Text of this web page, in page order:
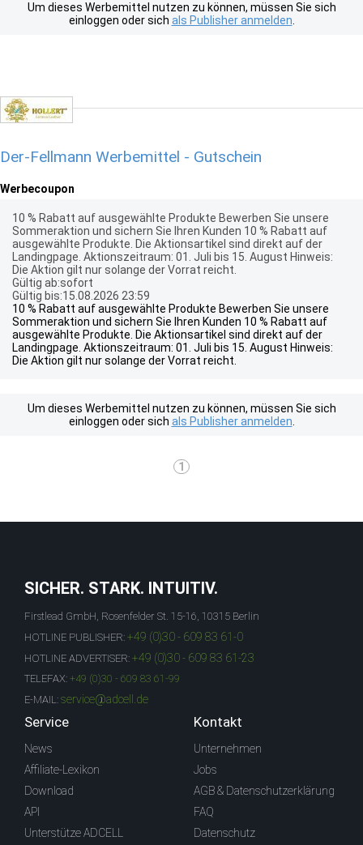
Um dieses Werbemittel nutzen zu können, müssen Sie sich
einloggen oder sich als Publisher anmelden
Der-Fellmann Werbemittel - Gutschein
Werbecoupon
10 % Rabatt auf ausgewählte Produkte Bewerben Sie unsere
Sommeraktion und sichern Sie Ihren Kunden 10 % Rabatt auf
ausgewählte Produkte. Die Aktionsartikel sind direkt auf der
Landingpage. Aktionszeitraum: 01. Juli bis 15. August Hinweis:
Die Aktion gilt nur solange der Vorrat reicht.
Gültig ab:sofort
Gültig bis:15.08.2026 23:59
10 % Rabatt auf ausgewählte Produkte Bewerben Sie unsere
Sommeraktion und sichern Sie Ihren Kunden 10 % Rabatt auf
ausgewählte Produkte. Die Aktionsartikel sind direkt auf der
Landingpage. Aktionszeitraum: 01. Juli bis 15. August Hinweis:
Die Aktion gilt nur solange der Vorrat reicht.
Um dieses Werbemittel nutzen zu können, müssen Sie sich
einloggen oder sich als Publisher anmelden
1
SICHER. STARK. INTUITIV.
Firstlead GmbH, Rosenfelder St. 15-16, 10315 Berlin
HOTLINE PUBLISHER: +49 (0)30 - 609 83 61-0
HOTLINE ADVERTISER: +49 (0)30 - 609 83 61-23
TELEFAX: +49 (0)30 - 609 83 61-99
E-MAIL: service@adcell.de
Service
News
Affiliate-Lexikon
Download
API
Unterstütze ADCELL
Kontakt
Unternehmen
Jobs
AGB & Datenschutzerklärung
FAQ
Datenschutz